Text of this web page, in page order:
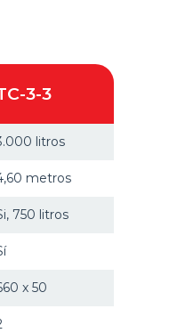
3-3
litros
metros
750 litros
x 50